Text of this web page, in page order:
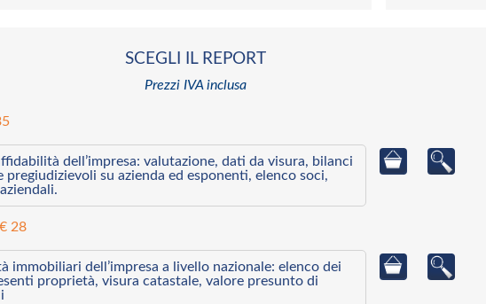
SCEGLI IL REPORT
Prezzi IVA inclusa
dell’impresa: valutazione, dati da visura, bilanci
su azienda ed esponenti, elenco soci,
28
immobiliari dell’impresa a livello nazionale: elenco dei
proprietà, visura catastale, valore presunto di